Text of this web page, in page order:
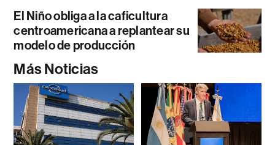
El Niño obliga a la caficultura
centroamericana a replantear su
modelo de producción
Más Noticias